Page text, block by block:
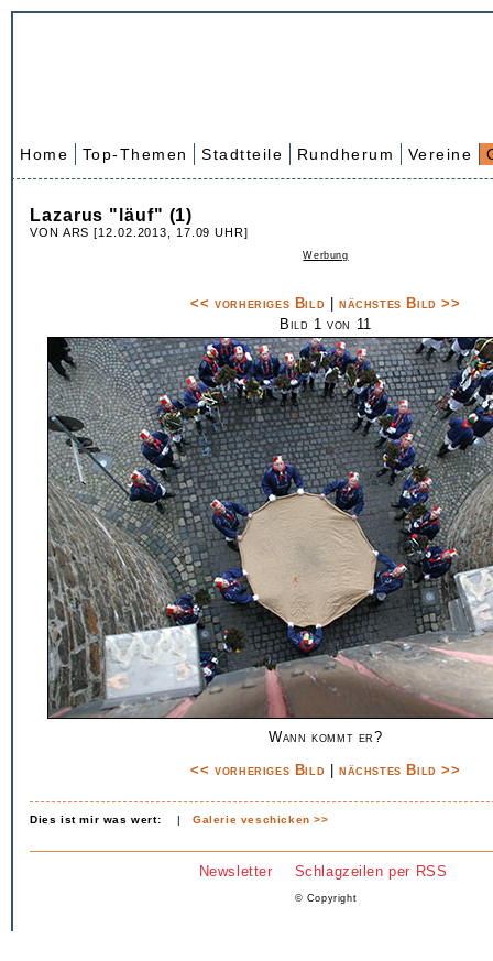
Home Top-Themen Stadtteile Rundherum Vereine
Lazarus "läuf" (1)
VON ARS [12.02.2013, 17.09 UHR]
Werbung
<< vorheriges Bild
nächstes Bild >>
Bild 1 von 11
Wann kommt er?
<< vorheriges Bild
nächstes Bild >>
Dies ist mir was wert: |Galerie veschicken >>
Newsletter Schlagzeilen per RSS
© Copyright